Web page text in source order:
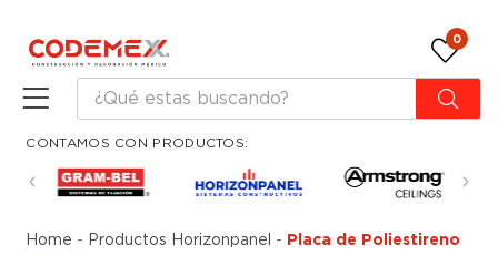
0
CONTAMOS CON PRODUCTOS:
Home - Productos Horizonpanel - Placa de Poliestireno